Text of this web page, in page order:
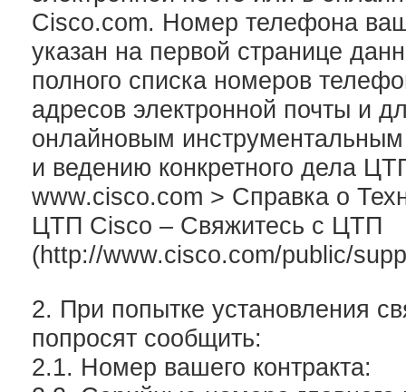
Cisco.com. Номер телефона
указан на первой странице
полного списка номеров
адресов электронной почты и
онлайновым
и ведению конкретного дела
www.cisco.com > Справка о
ЦТП Cisco – Свяжитесь с ЦТП
(http://www.cisco.com/public/
2. При попытке установления
попросят сообщить:
2.1. Номер вашего контракта: